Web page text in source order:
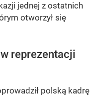
jednej z ostatnich
otworzył się
reprezentacji
polską kadrę